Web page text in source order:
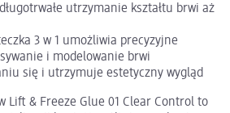
utrzymanie kształtu brwi aż
3 w 1 umożliwia precyzyjne
i modelowanie brwi
się i utrzymuje estetyczny wygląd
Lift & Freeze Glue 01 Clear Control to